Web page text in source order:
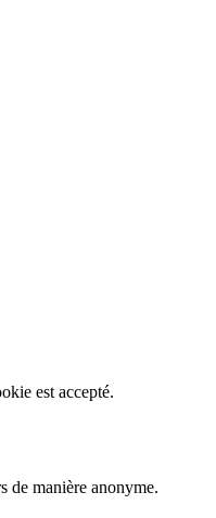
est accepté.
de manière anonyme.